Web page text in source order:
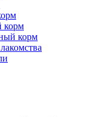
корм
корм